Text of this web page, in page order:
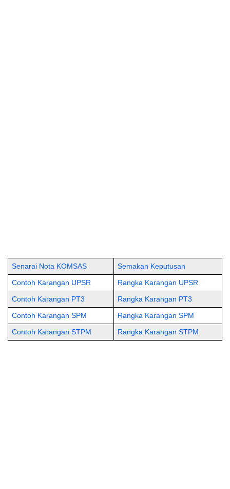
Senarai Nota KOMSAS Semakan Keputusan
Contoh Karangan UPSR Rangka Karangan UPSR
Contoh Karangan PT3 Rangka Karangan PT3
Contoh Karangan SPM Rangka Karangan SPM
Contoh Karangan STPM Rangka Karangan STPM